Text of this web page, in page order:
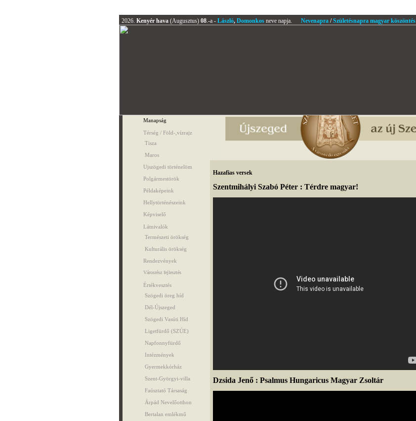
2026. Kenyér hava (Augusztus) 08.-a - László, Domonkosneve napja. Nevenapra/Születésnapra magyar köszöntés
Manapság
Térség / Föld-,vízrajz
Tisza
Maros
Ujszögedi történelöm
Polgármestörök
Példaképeink
Hellytörténészeink
Képviselő
Látnivalók
Természeti örökség
Kulturális örökség
Rendezvények
Városrész fejlesztés
Értékvesztés
Szögedi öreg híd
Dél-Újszeged
Szögedi Vasúti Híd
Ligetfürdő (SZÚE)
Napfonnyfürdő
Intézmények
Gyermekkórház
Szent-Györgyi-villa
Faúsztató Társaság
Árpád Nevelőotthon
Bertalan emlékmű
Hazafias versek
Szentmihályi Szabó Péter : Térdre magyar!
Dzsida Jenő : Psalmus Hungaricus Magyar Zsoltár